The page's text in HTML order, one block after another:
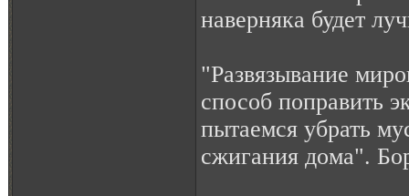
наверняка будет
"Развязывание
способ поправить
пытаемся убрать
сжигания дома".